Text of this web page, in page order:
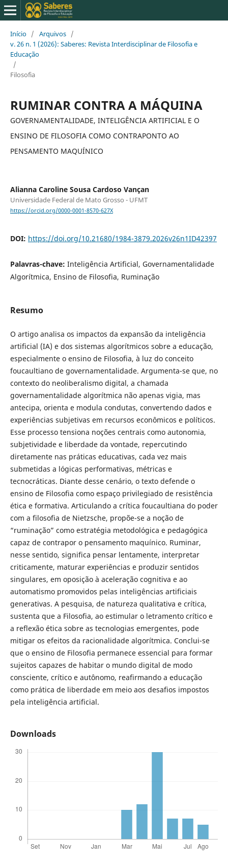
Início / Arquivos /
v. 26 n. 1 (2026): Saberes: Revista Interdisciplinar de Filosofia e
Educação
/
Filosofia
RUMINAR CONTRA A MÁQUINA
GOVERNAMENTALIDADE, INTELIGÊNCIA ARTIFICIAL E O
ENSINO DE FILOSOFIA COMO CONTRAPONTO AO
PENSAMENTO MAQUÍNICO
Alianna Caroline Sousa Cardoso Vançan
Universidade Federal de Mato Grosso - UFMT
https://orcid.org/0000-0001-8570-627X
DOI: https://doi.org/10.21680/1984-3879.2026v26n1ID42397
Palavras-chave: Inteligência Artificial, Governamentalidade
Algorítmica, Ensino de Filosofia, Ruminação
Resumo
O artigo analisa os impactos da expansão da inteligência
artificial (IA) e dos sistemas algorítmicos sobre a educação,
especialmente o ensino de Filosofia, à luz do conceito
foucaultiano de governamentalidade. Argumenta-se que, no
contexto do neoliberalismo digital, a chamada
governamentalidade algorítmica não apenas vigia, mas
antecipa, orienta e modula condutas, convertendo dados e
experiências subjetivas em recursos econômicos e políticos.
Esse processo tensiona noções centrais como autonomia,
subjetividade e liberdade da vontade, repercutindo
diretamente nas práticas educativas, cada vez mais
submetidas a lógicas performativas, métricas e
tecnocráticas. Diante desse cenário, o texto defende o
ensino de Filosofia como espaço privilegiado de resistência
ética e formativa. Articulando a crítica foucaultiana do poder
com a filosofia de Nietzsche, propõe-se a noção de
“ruminação” como estratégia metodológica e pedagógica
capaz de contrapor o pensamento maquínico. Ruminar,
nesse sentido, significa pensar lentamente, interpretar
criticamente, maturar experiências e produzir sentidos
singulares, em oposição à aceleração cognitiva e ao
automatismo promovidos pelas inteligências artificiais
generativas. A pesquisa, de natureza qualitativa e crítica,
sustenta que a Filosofia, ao estimular o letramento crítico e
a reflexão ética sobre as tecnologias emergentes, pode
mitigar os efeitos da racionalidade algorítmica. Conclui-se
que o ensino de Filosofia permanece essencial para formar
sujeitos capazes de habitar o mundo digital de modo
consciente, crítico e autônomo, reafirmando a educação
como prática de liberdade em meio aos desafios impostos
pela inteligência artificial.
Downloads